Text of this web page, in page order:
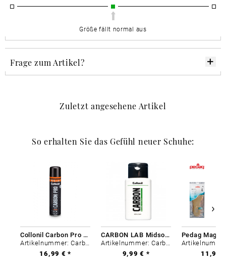
Größe fällt normal aus
Frage zum Artikel?
Zuletzt angesehene Artikel
So erhalten Sie das Gefühl neuer Schuhe:
Collonil Carbon Pro 400 ml
Artikelnummer: Carbon-0
16,99 € *
CARBON LAB Midsole Cleaner
Artikelnummer: Carbon-0
9,99 € *
11,99